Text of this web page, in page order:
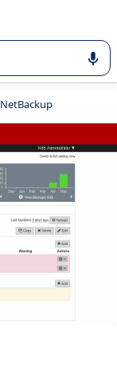
sélection de
NetBackup